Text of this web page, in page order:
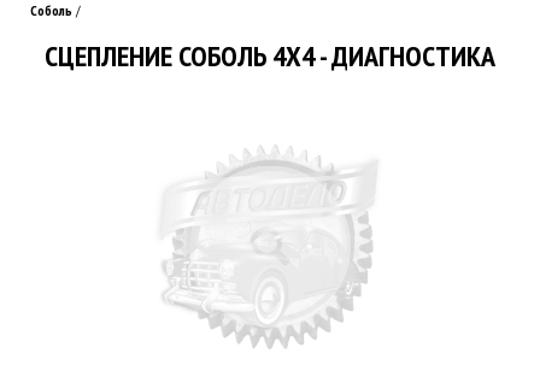
Соболь /
СЦЕПЛЕНИЕ СОБОЛЬ 4Х4 - ДИАГНОСТИКА